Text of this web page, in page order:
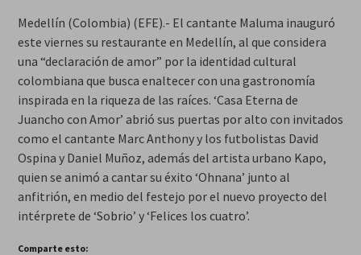
Medellín (Colombia) (EFE).- El cantante Maluma inauguró
este viernes su restaurante en Medellín, al que considera
una “declaración de amor” por la identidad cultural
colombiana que busca enaltecer con una gastronomía
inspirada en la riqueza de las raíces. ‘Casa Eterna de
Juancho con Amor’ abrió sus puertas por alto con invitados
como el cantante Marc Anthony y los futbolistas David
Ospina y Daniel Muñoz, además del artista urbano Kapo,
quien se animó a cantar su éxito ‘Ohnana’ junto al
anfitrión, en medio del festejo por el nuevo proyecto del
intérprete de ‘Sobrio’ y ‘Felices los cuatro’.
Comparte esto: